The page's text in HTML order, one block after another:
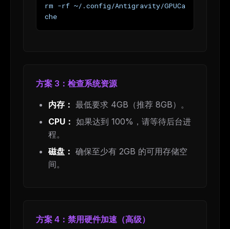
rm -rf ~/.config/Antigravity/GPUCa
che
方案 3：检查系统资源
内存： 最低要求 4GB（推荐 8GB）。
CPU： 如果达到 100%，请等待后台进
程。
磁盘： 确保至少有 2GB 的可用存储空
间。
方案 4：禁用硬件加速（高级）